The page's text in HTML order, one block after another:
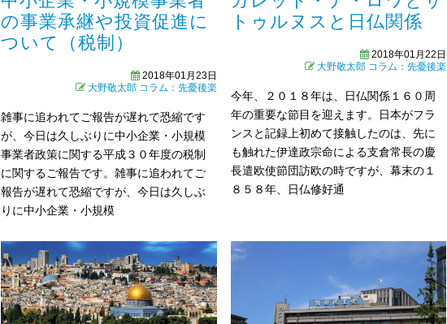
の事業承継や投資促進に
ついて（税制）
2018年01月23日
大野敬太郎 コラム：先憂後楽
雑事に追われてご報告が遅れて恐縮です
が、今日は久しぶりに中小企業・小規模
事業者政策に関する平成３０年度の税制
に関するご報告です。雑事に追われてご
報告が遅れて恐縮ですが、今日は久しぶ
りに中小企業・小規模
トゥルヌスと日仏関係
2018年01月22日
大野敬太郎 コラム：先憂後楽
今年、２０１８年は、日仏関係１６０周
年の重要な節目を迎えます。日本がフラ
ンスと記録上初めて接触したのは、先に
も触れた伊達政宗命による支倉常長の慶
長遣欧使節団訪欧の時ですが、幕末の１
８５８年、日仏修好通